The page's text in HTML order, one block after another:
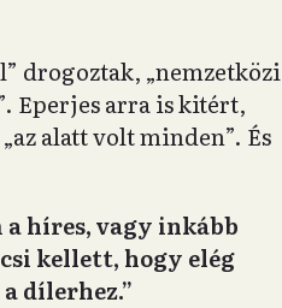
drogoztak, „nemzetközi
Eperjes arra is kitért,
alatt volt minden”. És
a híres, vagy inkább
kellett, hogy elég
dílerhez.”